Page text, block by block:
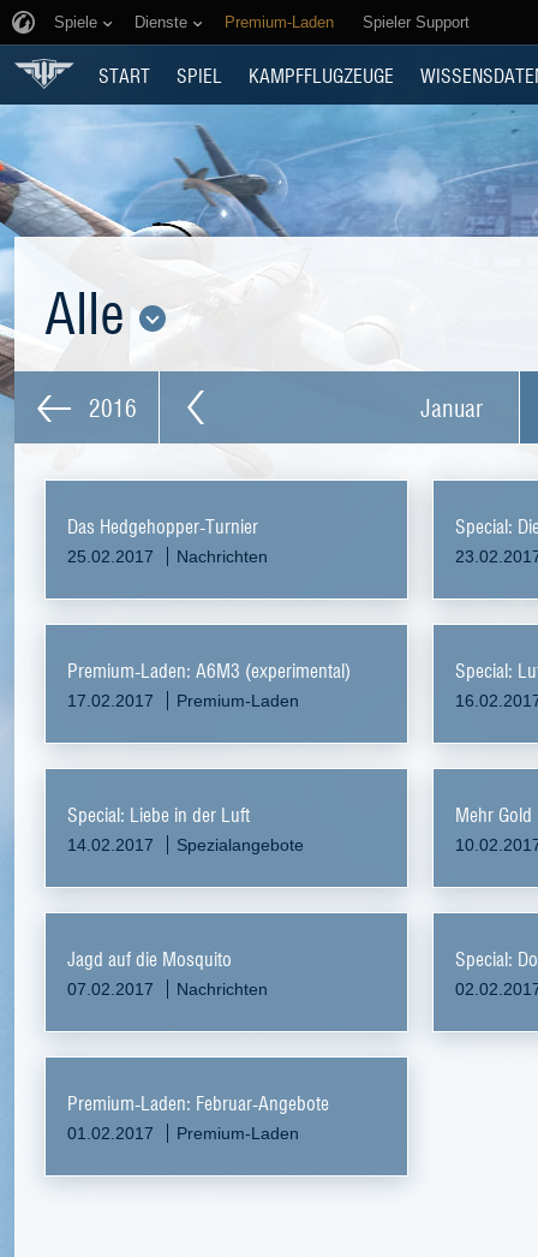
Spiele Dienste Premium-Laden Spieler Support
START SPIEL KAMPFFLUGZEUGE
Alle
2016 Januar
Das Hedgehopper-Turnier
25.02.2017 Nachrichten
Special:
Premium-Laden: A6M3 (experimental)
17.02.2017 Premium-Laden
Special:
Special: Liebe in der Luft
14.02.2017 Spezialangebote
Mehr
Jagd auf die Mosquito
07.02.2017 Nachrichten
Special:
Premium-Laden: Februar-Angebote
01.02.2017 Premium-Laden